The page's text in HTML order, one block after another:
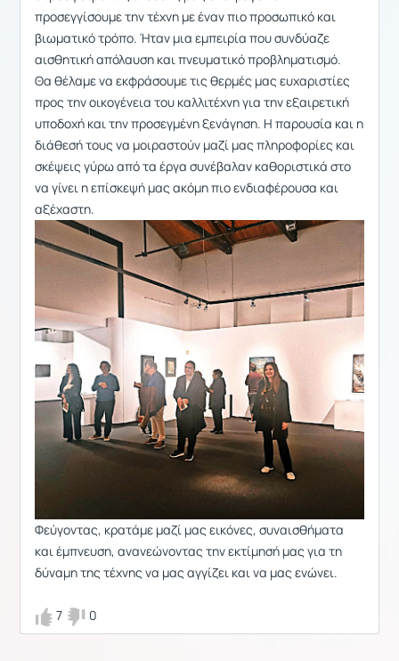
προσεγγίσουμε την τέχνη με έναν πιο προσωπικό και
βιωματικό τρόπο. Ήταν μια εμπειρία που συνδύαζε
αισθητική απόλαυση και πνευματικό προβληματισμό.
Θα θέλαμε να εκφράσουμε τις θερμές μας ευχαριστίες
προς την οικογένεια του καλλιτέχνη για την εξαιρετική
υποδοχή και την προσεγμένη ξενάγηση. Η παρουσία και η
διάθεσή τους να μοιραστούν μαζί μας πληροφορίες και
σκέψεις γύρω από τα έργα συνέβαλαν καθοριστικά στο
να γίνει η επίσκεψή μας ακόμη πιο ενδιαφέρουσα και
αξέχαστη.
Φεύγοντας, κρατάμε μαζί μας εικόνες, συναισθήματα
και έμπνευση, ανανεώνοντας την εκτίμησή μας για τη
δύναμη της τέχνης να μας αγγίζει και να μας ενώνει.
7 0